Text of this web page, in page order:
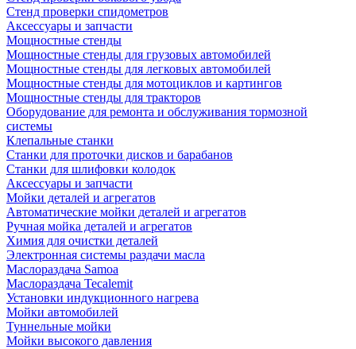
Стенд проверки спидометров
Аксессуары и запчасти
Мощностные стенды
Мощностные стенды для грузовых автомобилей
Мощностные стенды для легковых автомобилей
Мощностные стенды для мотоциклов и картингов
Мощностные стенды для тракторов
Оборудование для ремонта и обслуживания тормозной
системы
Клепальные станки
Станки для проточки дисков и барабанов
Станки для шлифовки колодок
Аксессуары и запчасти
Мойки деталей и агрегатов
Автоматические мойки деталей и агрегатов
Ручная мойка деталей и агрегатов
Химия для очистки деталей
Электронная системы раздачи масла
Маслораздача Samoa
Маслораздача Tecalemit
Установки индукционного нагрева
Мойки автомобилей
Туннельные мойки
Мойки высокого давления